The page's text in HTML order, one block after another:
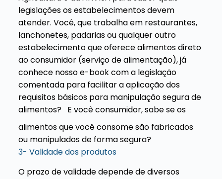
legislações os estabelecimentos devem
atender. Você, que trabalha em restaurantes,
lanchonetes, padarias ou qualquer outro
estabelecimento que oferece alimentos direto
ao consumidor (serviço de alimentação), já
conhece nosso e-book com a legislação
comentada para facilitar a aplicação dos
requisitos básicos para manipulação segura de
alimentos? E você consumidor, sabe se os
alimentos que você consome são fabricados
ou manipulados de forma segura?
3- Validade dos produtos
O prazo de validade depende de diversos